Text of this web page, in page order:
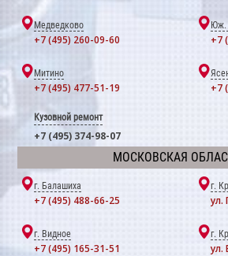
Медведково
+7 (495) 260-09-60
Юж.
+7
Митино
+7 (495) 477-51-19 +7
Кузовной ремонт
+7 (495) 374-98-07
МОСКОВСКАЯ
г. Балашиха
+7 (495) 488-66-25
г.
ул.
г. Видное
+7 (495) 165-31-51
г.
ул.